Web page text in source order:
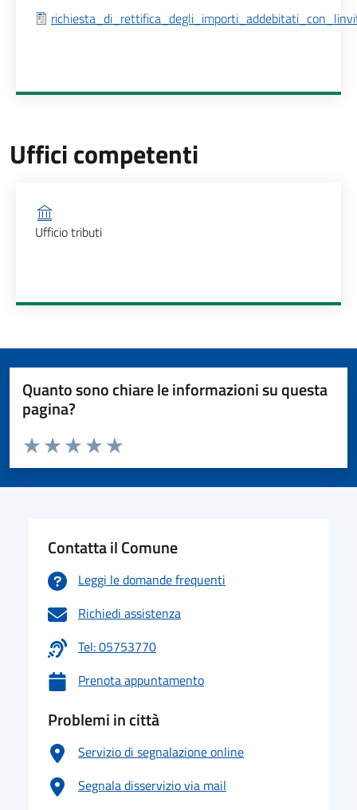
Uffici competenti
Ufficio competente
Ufficio tributi
Quanto sono chiare le informazioni su questa
pagina?
Valuta da 1 a 5 stelle la pagina
Valuta 5 stelle su 5
Valuta 4 stelle su 5
Valuta 3 stelle su 5
Valuta 2 stelle su 5
Valuta 1 stelle su 5
Contatta il Comune
Leggi le domande frequenti
Richiedi assistenza
Tel: 05753770
Prenota appuntamento
Problemi in città
Servizio di segnalazione online
Segnala disservizio via mail